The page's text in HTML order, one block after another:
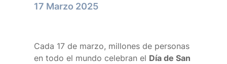
17 Marzo 2025
Cada 17 de marzo, millones de personas
en todo el mundo celebran el Día de San